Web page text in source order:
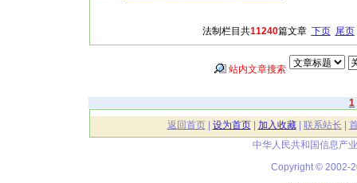
法制栏目共11240篇文章 下页 尾页
站内文章搜索
1
返回首页| 设为首页| 加入收藏| 联系站长
中华人民共和国信息产
Copyright © 2002-